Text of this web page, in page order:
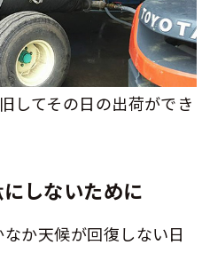
してその日の出荷ができ
しないために
か天候が回復しない日